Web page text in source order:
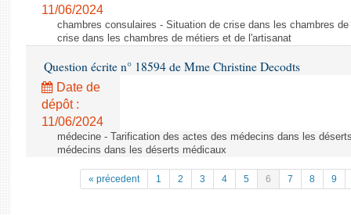
11/06/2024
chambres consulaires - Situation de crise dans les chambres
crise dans les chambres de métiers et de l'artisanat
Question écrite n° 18594 de Mme Christine Decodts
Date de
dépôt :
11/06/2024
médecine - Tarification des actes des médecins dans les
médecins dans les déserts médicaux
« précedent 1 2 3 4 5 6 7 8 9